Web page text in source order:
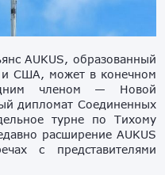
AUKUS, образованный
и США, может в конечном
членом — Новой
дипломат Соединенных
турне по Тихому
расширение AUKUS
с представителями